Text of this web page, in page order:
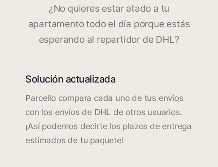
¿No quieres estar atado a tu
apartamento todo el día porque estás
esperando al repartidor de DHL?
Solución actualizada
Parcello compara cada uno de tus envíos
con los envíos de DHL de otros usuarios.
¡Así podemos decirte los plazos de entrega
estimados de tu paquete!